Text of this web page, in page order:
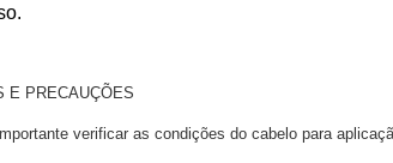
E PRECAUÇÕES
verificar as condições do cabelo para